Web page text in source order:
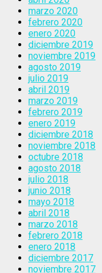
marzo 2020
febrero 2020
enero 2020
diciembre 2019
noviembre 2019
agosto 2019
julio 2019
abril 2019
marzo 2019
febrero 2019
enero 2019
diciembre 2018
noviembre 2018
octubre 2018
agosto 2018
julio 2018
junio 2018
mayo 2018
abril 2018
marzo 2018
febrero 2018
enero 2018
diciembre 2017
noviembre 2017